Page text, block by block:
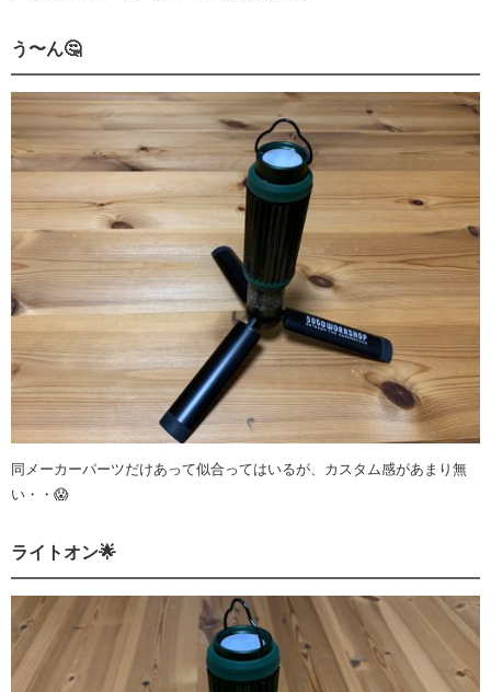
う〜ん🤔
同メーカーパーツだけあって似合ってはいるが、カスタム感があまり無
い・・😱
ライトオン🌟